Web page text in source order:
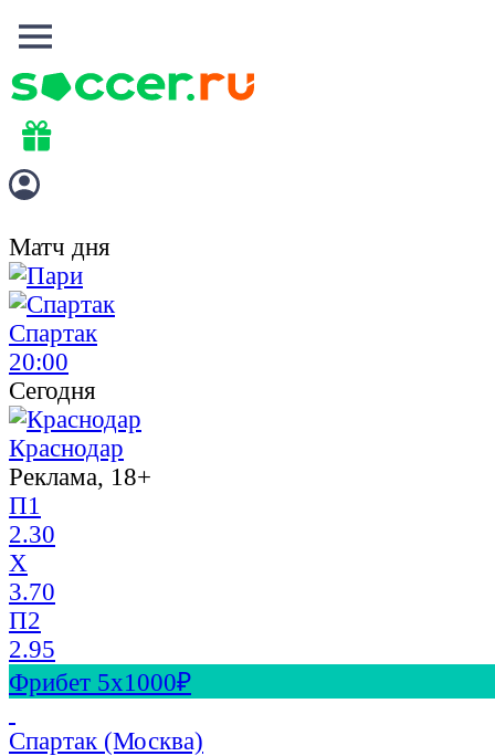
Матч дня
Спартак
20:00
Сегодня
Краснодар
Реклама, 18+
П1
2.30
X
3.70
П2
2.95
Фрибет 5х1000₽
Спартак (Москва)